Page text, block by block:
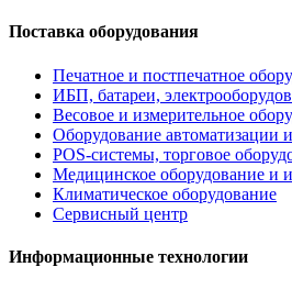
Поставка оборудования
Печатное и постпечатное
ИБП, батареи,
Весовое и измерительное
Оборудование
POS-системы, торговое
Медицинское оборудование и
Климатическое оборудование
Сервисный центр
Информационные технологии